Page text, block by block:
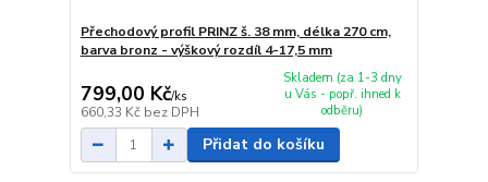
Přechodový profil PRINZ š. 38 mm, délka 270 cm,
barva bronz - výškový rozdíl 4-17,5 mm
799,00 Kč/ks
660,33 Kč bez DPH
Skladem (za 1-3 dny
u Vás - popř. ihned k
odběru)
Přidat do košíku